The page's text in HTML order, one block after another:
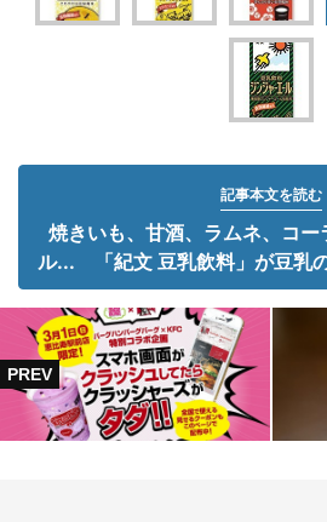
記事本文を読む
焼きいも、甘酒、ラムネ、コ
ル... 「紀文 豆乳飲料」が豆乳